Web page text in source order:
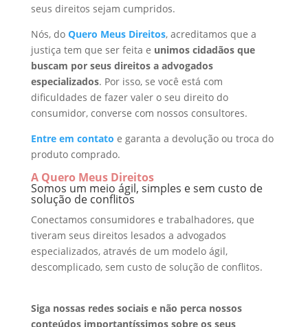
seus direitos sejam cumpridos.
Nós, do Quero Meus Direitos, acreditamos que a
justiça tem que ser feita e unimos cidadãos que
buscam por seus direitos a advogados
especializados. Por isso, se você está com
dificuldades de fazer valer o seu direito do
consumidor, converse com nossos consultores.
Entre em contato e garanta a devolução ou troca do
produto comprado.
A Quero Meus Direitos
Somos um meio ágil, simples e sem custo de
solução de conflitos
Conectamos consumidores e trabalhadores, que
tiveram seus direitos lesados a advogados
especializados, através de um modelo ágil,
descomplicado, sem custo de solução de conflitos.
Siga nossas redes sociais e não perca nossos
conteúdos importantíssimos sobre os seus